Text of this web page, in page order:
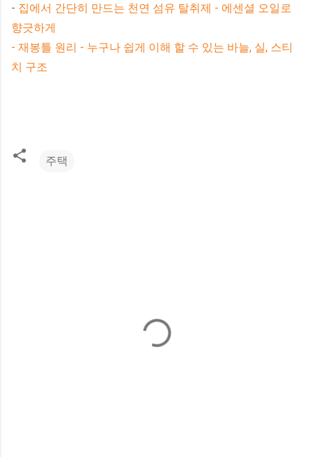
- 집에서 간단히 만드는 천연 섬유 탈취제 - 에센셜 오일로
향긋하게
- 재봉틀 원리 - 누구나 쉽게 이해 할 수 있는 바늘, 실, 스티
치 구조
주택